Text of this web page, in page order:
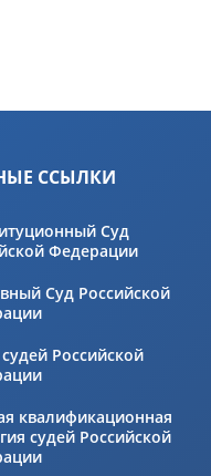
ССЫЛКИ
Суд
Федерации
Суд Российской
Российской
квалификационная
судей Российской